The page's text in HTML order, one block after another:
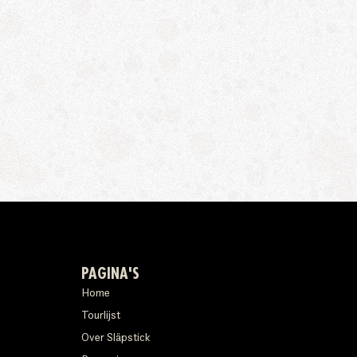
PAGINA'S
Home
Tourlijst
Over Släpstick